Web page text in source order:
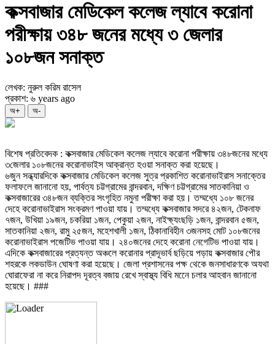
কক্সবাজার মেডিকেল কলেজ ল্যাবে করোনা
পরীক্ষায় ৩৪৮ জনের মধ্যে ৩ জেলার
১০৮জন সনাক্ত
লেখক: নুরুল করিম রাসেল
প্রকাশ: ৬ years ago
অ+ অ-
বিশেষ প্রতিবেদক : কক্সবাজার মেডিকেল কলেজ ল্যাবে করোনা পরীক্ষায় ৩৪৮জনের মধ্যে
৩জেলার ১০৮জনের করোনাভাইস আক্রান্ত হওয়া সনাক্ত করা হয়েছে।
৬জুন সন্ধ্যারদিকে কক্সবাজার মেডিকেল কলেজ সুত্র প্রকাশিত করোনাভাইরাস সনাক্তের
ফলাফলে জানানো হয়, পার্বত্য চট্টগ্রামের বান্দরবান, দক্ষিণ চট্টগ্রামের সাতকানিয়া ও
কক্সবাজারের ৩৪৮জন ব্যক্তির সংগৃহিত নমুনা পরীক্ষা করা হয়। তম্মধ্যে ১০৮ জনের
দেহে করোনাভাইরাস সংক্রমণ পাওয়া যায়। তম্মধ্যে কক্সবাজার সদরে ৪২জন, টেকনাফ
৭জন, উখিয়া ১৯জন, চকরিয়া ১জন, পেকুয়া ২জন, নাইক্ষ্যংছড়ি ১জন, বান্দরবান ৫জন,
সাতকানিয়া ২জন, রামু ২৫জন, মহেশখালী ১জন, ঠিকানাবিহীন ৩জনসহ মোট ১০৮জনের
করোনাভাইরাস পজেটিভ পাওয়া যায়। ২৪০জনের দেহে করোনা নেগেটিভ পাওয়া যায়।
এদিকে কক্সবাজারের প্রত্যন্ত অঞ্চলে করোনার প্রাদূভার্ব ছড়িয়ে পড়ায় কক্সবাজার পৌর
শহরকে লকডাউন ঘোষণা করা হয়েছে। জেলা প্রশাসনের পক্ষ থেকে জনসাধারণকে অযথা
ঘোরাফেরা না করে নিরাপদ দূরত্ব বজায় রেখে স্বাস্থ্য বিধি মনেে চলার আহবান জানানো
হয়েছে। ###